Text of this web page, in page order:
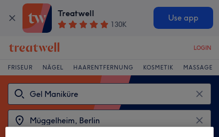
Treatwell
130K
Use app
LOGIN
FRISEUR NÄGEL HAARENTFERNUNG KOSMETIK MASSAGE